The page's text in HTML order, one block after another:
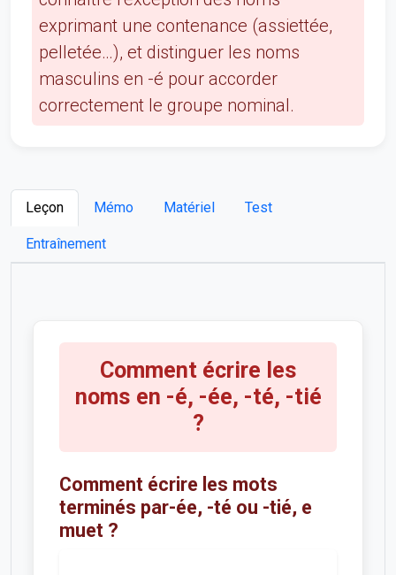
exprimant une contenance (assiettée,
pelletée…), et distinguer les noms
masculins en -é pour accorder
correctement le groupe nominal.
Leçon Mémo Matériel Test
Entraînement
Comment écrire les
noms en -é, -ée, -té, -tié
?
Comment écrire les mots
terminés par-ée, -té ou -tié, e
muet ?